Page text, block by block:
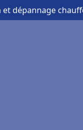
dépannage